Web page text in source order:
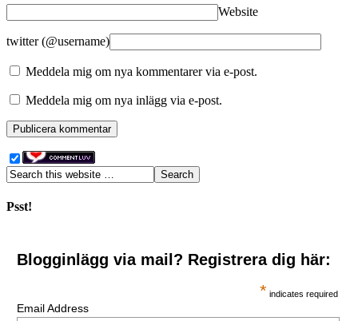
Website
twitter (@username)
Meddela mig om nya kommentarer via e-post.
Meddela mig om nya inlägg via e-post.
Psst!
Blogginlägg via mail? Registrera dig här:
* indicates required
Email Address